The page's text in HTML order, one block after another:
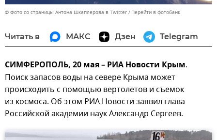
© Фото со страницы Антона Шкаплерова в Twitter Перейти в фотобанк
Читать в МАКС Дзен Telegram
СИМФЕРОПОЛЬ, 20 мая – РИА Новости Крым.
Поиск запасов воды на севере Крыма может
происходить с помощью вертолетов и съемок
из космоса. Об этом РИА Новости заявил глава
Российской академии наук Александр Сергеев.